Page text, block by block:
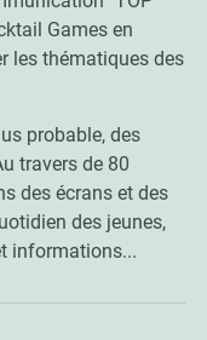
Games en
les thématiques des
probable, des
travers de 80
des écrans et des
des jeunes,
informations...